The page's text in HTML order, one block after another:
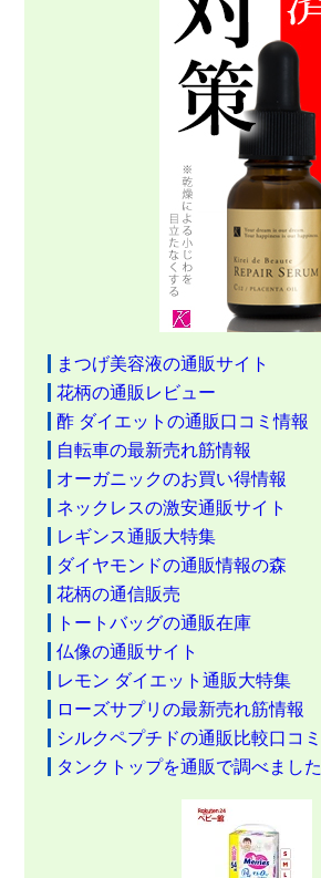
まつげ美容液の通販サイト
花柄の通販レビュー
酢 ダイエットの通販口コミ情報
自転車の最新売れ筋情報
オーガニックのお買い得情報
ネックレスの激安通販サイト
レギンス通販大特集
ダイヤモンドの通販情報の森
花柄の通信販売
トートバッグの通販在庫
仏像の通販サイト
レモン ダイエット通販大特集
ローズサプリの最新売れ筋情報
シルクペプチドの通販比較口コミ
タンクトップを通販で調べました